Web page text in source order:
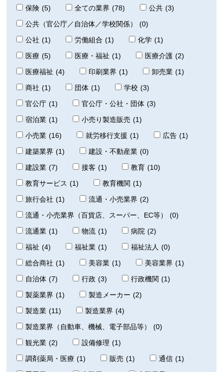
保険 (5) 全ての業界 (78) 公共 (3)
公共（官公庁／自治体／学校関係）
(0)
公社 (1) 労働組合 (1) 化学 (1)
医療 (5) 医療・福祉 (1) 医療介護 (2)
医療福祉 (4) 印刷業界 (1) 卸売業 (1)
商社 (1) 団体 (1) 学校 (3)
官公庁 (1) 官公庁・公社・団体 (3)
宿泊業 (1) 小売り製造販売 (1)
小売業 (16) 就労移行支援 (1) 広告 (1)
建築業界 (1) 建設・不動産業 (0)
建設業 (7) 接客 (1) 教育 (10)
教育サービス (1) 教育機関 (1)
旅行会社 (1) 流通・小売業界 (2)
流通・小売業界（百貨店、スーパー、EC等）
(0)
流通業 (1) 物流 (1) 病院 (2)
福祉 (4) 福祉業 (1) 福祉法人 (0)
総合商社 (1) 美容業 (1) 美容業界 (1)
自治体 (7) 行政 (3) 行政機関 (1)
製薬業界 (1) 製造メーカー (2)
製造業 (11) 製造業界 (4)
製造業界（自動車、機械、電子部品等）
(0)
観光業 (2) 設備修理 (1)
調剤薬局・医療 (1) 販売 (1) 通信 (1)